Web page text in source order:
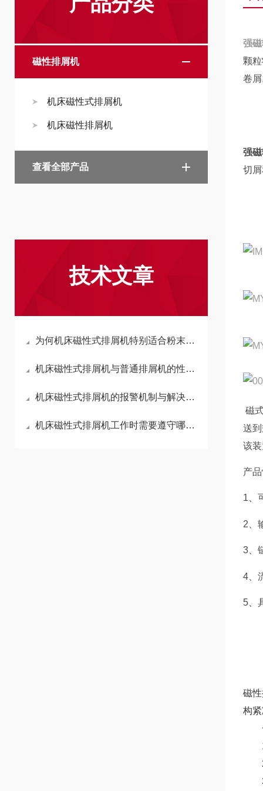
磁性排屑机
机床磁性式排屑机
机床磁性排屑机
查看全部产品
技术文章
为何机床磁性式排屑机特别适合粉末状、颗粒状切屑的输送？
机床磁性式排屑机与普通排屑机的性能差异
机床磁性式排屑机的报警机制与解决方案
机床磁性式排屑机工作时需要遵守哪些要求
强
颗
卷
强
切
磁
送
该
产
1、
2、
3、
4、
磁
构
一
1
2
3